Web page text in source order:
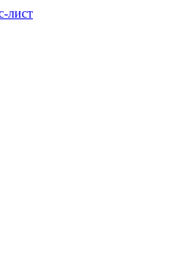
лист